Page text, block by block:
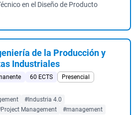
en el Diseño de Producto
de la Producción y
Industriales
60 ECTS
Presencial
#Industria 4.0
Management #management